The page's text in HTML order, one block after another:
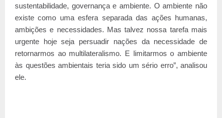
sustentabilidade, governança e ambiente. O ambiente não
existe como uma esfera separada das ações humanas,
ambições e necessidades. Mas talvez nossa tarefa mais
urgente hoje seja persuadir nações da necessidade de
retornarmos ao multilateralismo. E limitarmos o ambiente
às questões ambientais teria sido um sério erro”, analisou
ele.